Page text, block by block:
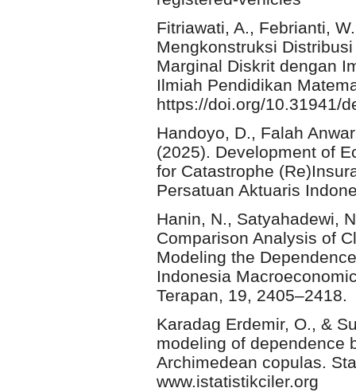
Fitriawati, A., Febrianti,
Mengkonstruksi
Marginal Diskrit dengan
Ilmiah Pendidikan
https://doi.org/10.31941/
Handoyo, D., Falah
(2025). Development of
for Catastrophe
Persatuan Aktuaris
Hanin, N., Satyahadewi,
Comparison Analysis of
Modeling the
Indonesia
Terapan, 19, 2405–2418.
Karadag Erdemir, O., &
modeling of dependence
Archimedean copulas.
www.istatistikciler.org